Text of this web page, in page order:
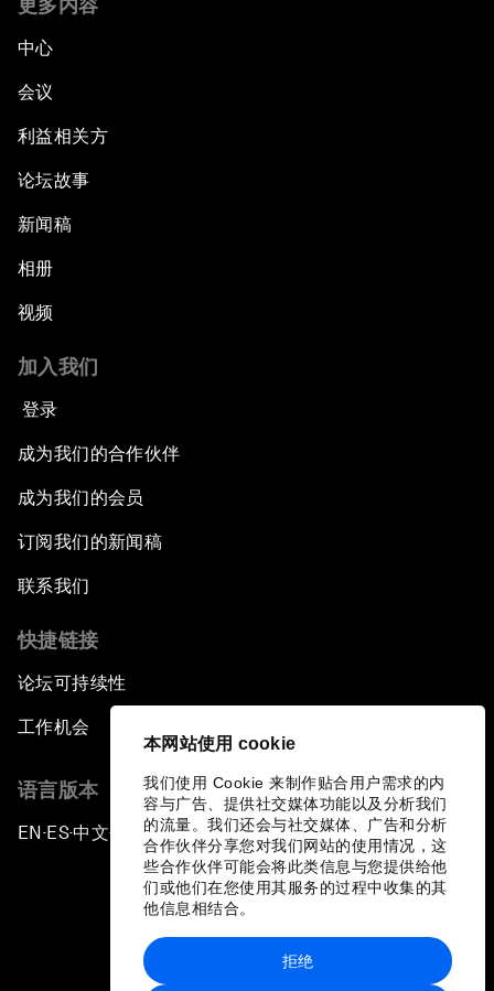
本网站使用 cookie
我们使用 Cookie 来制作贴合用户需求的内
容与广告、提供社交媒体功能以及分析我们
的流量。我们还会与社交媒体、广告和分析
合作伙伴分享您对我们网站的使用情况，这
些合作伙伴可能会将此类信息与您提供给他
们或他们在您使用其服务的过程中收集的其
他信息相结合。
拒绝
更多内容
中心
会议
利益相关方
论坛故事
新闻稿
相册
视频
加入我们
登录
成为我们的合作伙伴
成为我们的会员
订阅我们的新闻稿
联系我们
快捷链接
论坛可持续性
工作机会
语言版本
EN ▪ES▪中文▪ 日本語